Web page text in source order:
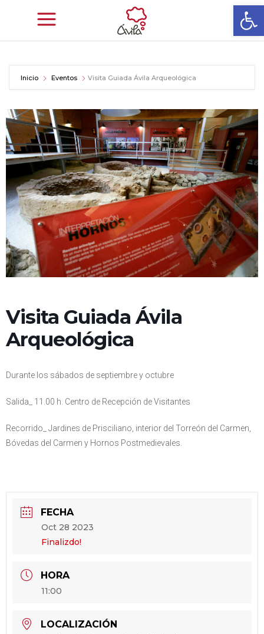
Inicio Eventos Visita Guiada Ávila Arqueológica
Visita Guiada Ávila
Arqueológica
Durante los sábados de septiembre y octubre
Salida_ 11.00 h. Centro de Recepción de Visitantes
Recorrido_ Jardines de Prisciliano, interior del Torreón del Carmen,
Bóvedas del Carmen y Hornos Postmedievales.
FECHA
Oct 28 2023
Finalizdo!
HORA
11:00
LOCALIZACIÓN